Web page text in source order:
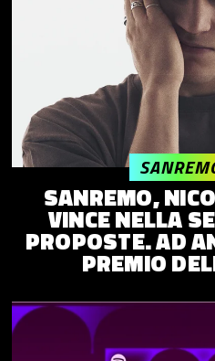
SANREMO,
VINCE NELLA
PROPOSTE. AD
PREMIO